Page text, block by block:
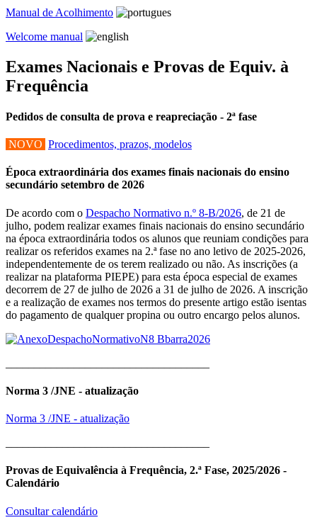
Manual de Acolhimento
Welcome manual
Exames Nacionais e Provas de Equiv. à
Frequência
Pedidos de consulta de prova e reapreciação - 2ª fase
NOVO Procedimentos, prazos, modelos
Época extraordinária dos exames finais nacionais do ensino
secundário setembro de 2026
De acordo com o Despacho Normativo n.º 8-B/2026, de 21 de
julho, podem realizar exames finais nacionais do ensino secundário
na época extraordinária todos os alunos que reuniam condições para
realizar os referidos exames na 2.ª fase no ano letivo de 2025-2026,
independentemente de os terem realizado ou não. As inscrições (a
realizar na plataforma PIEPE) para esta época especial de exames
decorrem de 27 de julho de 2026 a 31 de julho de 2026. A inscrição
e a realização de exames nos termos do presente artigo estão isentas
do pagamento de qualquer propina ou outro encargo pelos alunos.
Norma 3 /JNE - atualização
Norma 3 /JNE - atualização
Provas de Equivalência à Frequência, 2.ª Fase, 2025/2026 -
Calendário
Consultar calendário